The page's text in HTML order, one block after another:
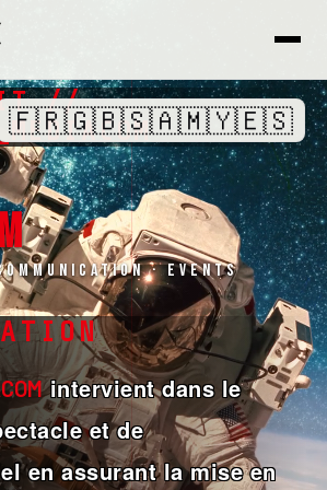
//
· Events
intervient dans le
et de
en assurant la mise en
🇫🇷🇬🇧🇸🇦🇲🇾🇪🇸